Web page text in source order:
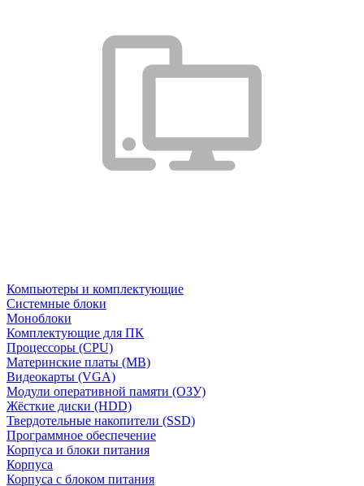
Компьютеры и комплектующие
Системные блоки
Моноблоки
Комплектующие для ПК
Процессоры (CPU)
Материнские платы (MB)
Видеокарты (VGA)
Модули оперативной памяти (ОЗУ)
Жёсткие диски (HDD)
Твердотельные накопители (SSD)
Программное обеспечение
Корпуса и блоки питания
Корпуса
Корпуса с блоком питания